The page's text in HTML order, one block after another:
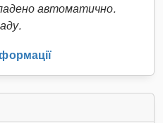
автоматично.